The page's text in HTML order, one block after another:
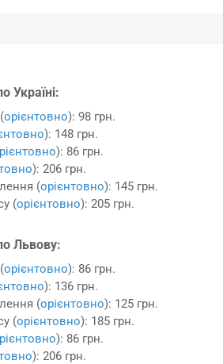
Україні:
орієнтовно): 98 грн.
): 148 грн.
): 86 грн.
): 206 грн.
(орієнтовно): 145 грн.
(орієнтовно): 205 грн.
Львову:
орієнтовно): 86 грн.
): 136 грн.
(орієнтовно): 125 грн.
(орієнтовно): 185 грн.
): 86 грн.
): 206 грн.